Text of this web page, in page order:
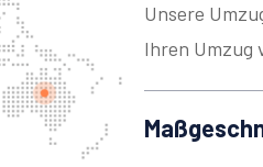
Unsere
Ihren Umzug